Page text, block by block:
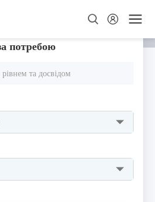
еру зберігання
разом з нами, реалізуйте стрибок
потребою